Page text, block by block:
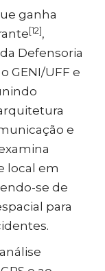
ganha
[12],
Defensoria
GENI/UFF e
e
local em
se de
para